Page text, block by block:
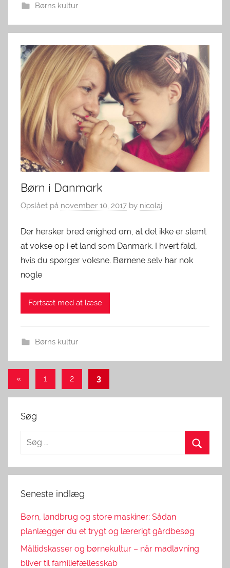
Børns kultur
Børn i Danmark
Opslået på november 10, 2017 by nicolaj
Der hersker bred enighed om, at det ikke er slemt
at vokse op i et land som Danmark. I hvert fald,
hvis du spørger voksne. Børnene selv har nok
nogle
Fortsæt med at læse
Børns kultur
Indlægsinddeling
«Previous
Posts
1 2 3
Søg
Seneste indlæg
Børn, landbrug og store maskiner: Sådan
planlægger du et trygt og lærerigt gårdbesøg
Måltidskasser og børnekultur – når madlavning
bliver til familiefællesskab